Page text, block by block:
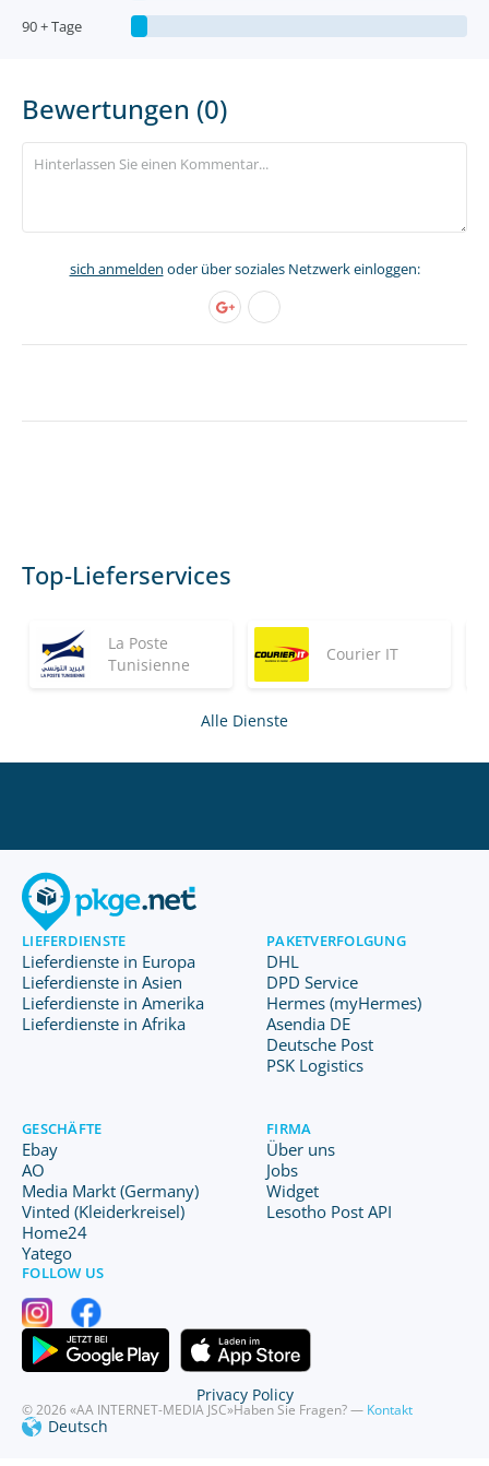
90 + Tage
Bewertungen (0)
sich anmelden oder über soziales Netzwerk einloggen:
Top-Lieferservices
La Poste
Tunisienne
Courier IT
Alle Dienste
LIEFERDIENSTE
Lieferdienste in Europa
Lieferdienste in Asien
Lieferdienste in Amerika
Lieferdienste in Afrika
PAKETVERFOLGUNG
DHL
DPD Service
Hermes (myHermes)
Asendia DE
Deutsche Post
PSK Logistics
GESCHÄFTE
Ebay
AO
Media Markt (Germany)
Vinted (Kleiderkreisel)
Home24
Yatego
FIRMA
Über uns
Jobs
Widget
Lesotho Post API
FOLLOW US
© 2026 «AA INTERNET-MEDIA JSC»Haben Sie Fragen? — Kontakt
Deutsch
Privacy Policy